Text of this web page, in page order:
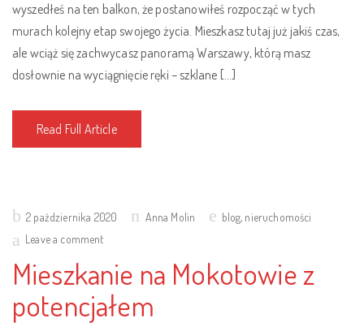
wyszedłeś na ten balkon, że postanowiłeś rozpocząć w tych
murach kolejny etap swojego życia. Mieszkasz tutaj już jakiś czas,
ale wciąż się zachwycasz panoramą Warszawy, którą masz
dosłownie na wyciągnięcie ręki – szklane […]
Read Full Article
Posted2 października 2020 Anna Molin blog, nieruchomości
Leave a comment
Mieszkanie na Mokotowie z
potencjałem